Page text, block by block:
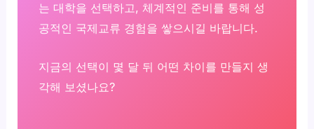
는 대학을 선택하고, 체계적인 준비를 통해 성
공적인 국제교류 경험을 쌓으시길 바랍니다.
지금의 선택이 몇 달 뒤 어떤 차이를 만들지 생
각해 보셨나요?